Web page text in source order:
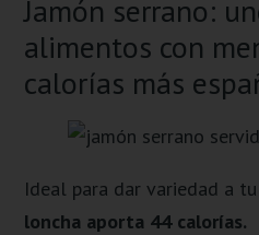
Jamón serrano:
alimentos con
calorías más
Ideal para dar variedad a
loncha aporta 44 calorías.